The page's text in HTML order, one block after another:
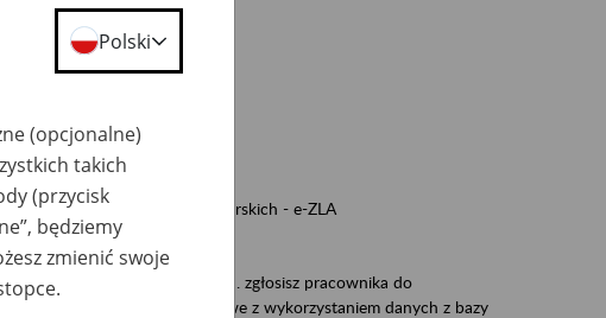
na nie odpowiedzi,
odpowiedzi z ZUS,
ZUS.
zapisane na koncie w ZUS,
konta ubezpieczonego,
zwolnieniach lekarskich - e-ZLA
przedsiębiorcą)
ePłatnik, za pomocą której m.in. zgłosisz pracownika do
dokumenty rozliczeniowe z wykorzystaniem danych z bazy
Polski
(opcjonalne)
takich
(przycisk
będziemy
zmienić swoje